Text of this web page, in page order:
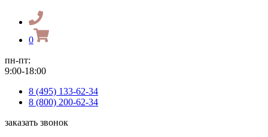
0
пн-пт:
9:00-18:00
8 (495) 133-62-34
8 (800) 200-62-34
заказать звонок